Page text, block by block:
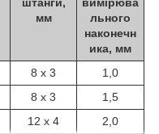
мм
льного
наконечн
ика, мм
8 х 3
1,0
8 х 3
1,5
12 х 4 2,0